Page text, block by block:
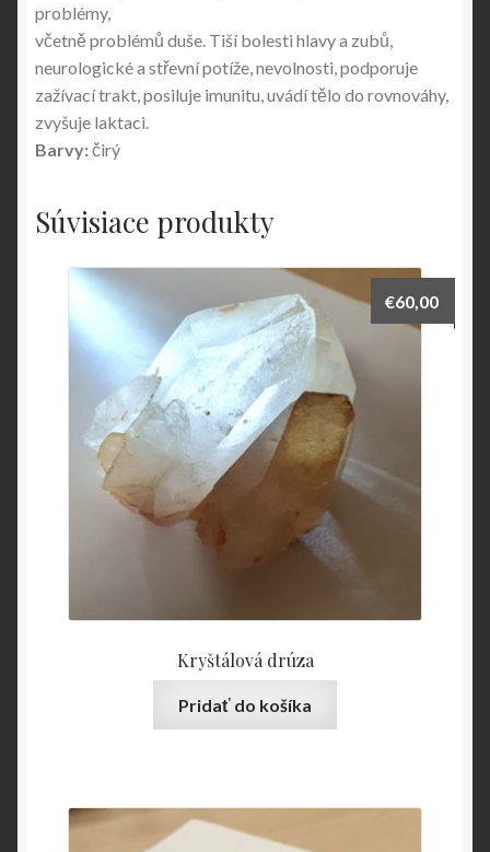
problémy,
včetně problémů duše. Tiší bolesti hlavy a zubů,
neurologické a střevní potíže, nevolnosti, podporuje
zažívací trakt, posiluje imunitu, uvádí tělo do rovnováhy,
zvyšuje laktaci.
Barvy:čirý
Súvisiace produkty
Kryštálová drúza
€60,00
Pridať do košíka